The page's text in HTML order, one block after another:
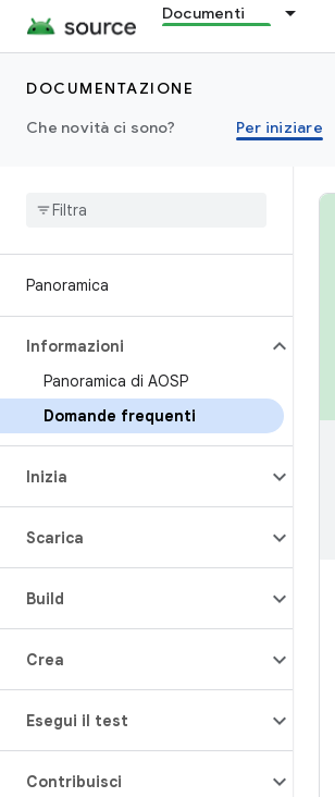
Documenti
DOCUMENTAZIONE
Che novità ci sono?
Per iniziare
Panoramica
Informazioni
Panoramica di AOSP
Domande frequenti
Inizia
Scarica
Build
Crea
Esegui il test
Contribuisci